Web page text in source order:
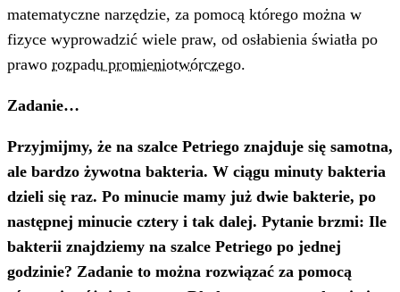
matematyczne narzędzie, za pomocą którego można w
fizyce wyprowadzić wiele praw, od osłabienia światła po
prawo rozpadu promieniotwórczego.
Zadanie…
Przyjmijmy, że na szalce Petriego znajduje się samotna,
ale bardzo żywotna bakteria. W ciągu minuty bakteria
dzieli się raz. Po minucie mamy już dwie bakterie, po
następnej minucie cztery i tak dalej. Pytanie brzmi: Ile
bakterii znajdziemy na szalce Petriego po jednej
godzinie? Zadanie to można rozwiązać za pomocą